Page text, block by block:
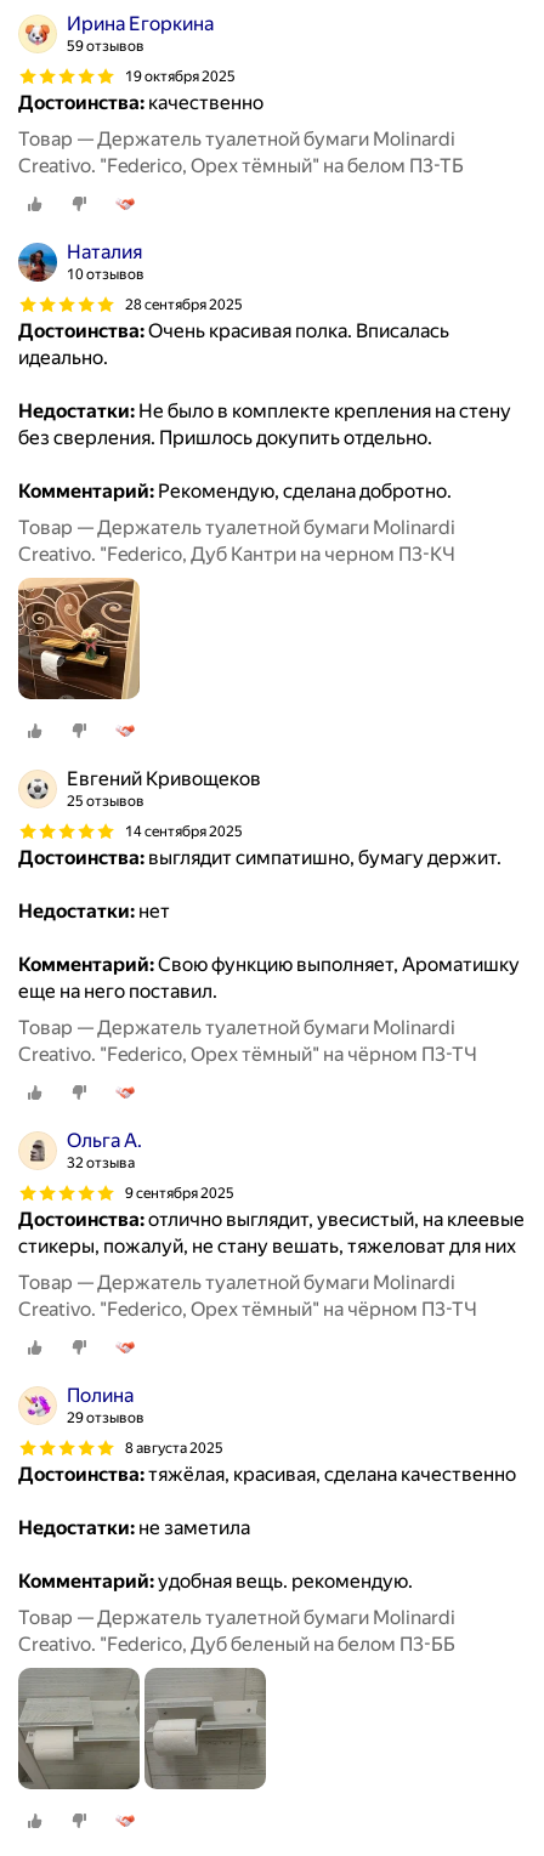
Ирина Егоркина
59 отзывов
19 октября 2025
Достоинства: качественно
Товар — Держатель туалетной бумаги Molinardi
Creativo. "Federico, Орех тёмный" на белом П3-ТБ
Наталия
10 отзывов
28 сентября 2025
Достоинства:Очень красивая полка. Вписалась
идеально.
Недостатки: Не было в комплекте крепления на стену
без сверления. Пришлось докупить отдельно.
Комментарий: Рекомендую, сделана добротно.
Товар — Держатель туалетной бумаги Molinardi
Creativo. "Federico, Дуб Кантри на черном П3-КЧ
Евгений Кривощеков
25 отзывов
14 сентября 2025
Достоинства: выглядит симпатишно, бумагу держит.
Недостатки: нет
Комментарий:Свою функцию выполняет, Ароматишку
еще на него поставил.
Товар — Держатель туалетной бумаги Molinardi
Creativo. "Federico, Орех тёмный" на чёрном П3-ТЧ
Ольга А.
32 отзыва
9 сентября 2025
Достоинства:отлично выглядит, увесистый, на клеевые
стикеры, пожалуй, не стану вешать, тяжеловат для них
Товар — Держатель туалетной бумаги Molinardi
Creativo. "Federico, Орех тёмный" на чёрном П3-ТЧ
Полина
29 отзывов
8 августа 2025
Достоинства:тяжёлая, красивая, сделана качественно
Недостатки: не заметила
Комментарий:удобная вещь. рекомендую.
Товар — Держатель туалетной бумаги Molinardi
Creativo. "Federico, Дуб беленый на белом П3-ББ